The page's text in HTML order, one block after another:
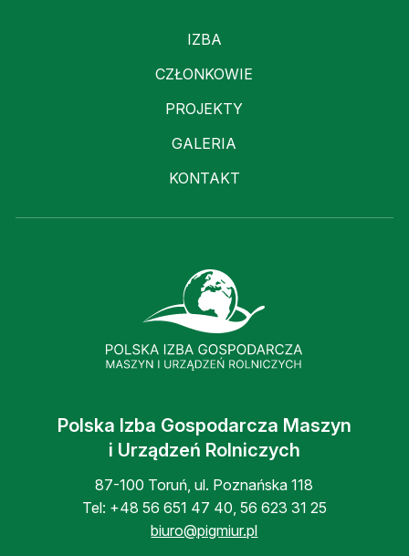
IZBA
CZŁONKOWIE
PROJEKTY
GALERIA
KONTAKT
Polska Izba Gospodarcza Maszyn
i Urządzeń Rolniczych
87-100 Toruń, ul. Poznańska 118
Tel: +48 56 651 47 40 56 623 31 25
biuro@pigmiur.pl